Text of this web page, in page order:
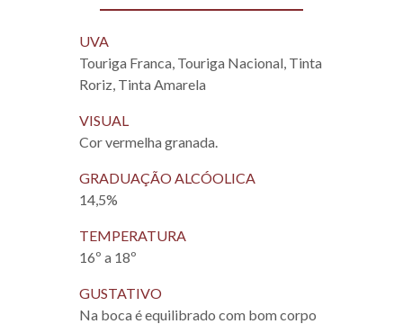
UVA
Touriga Franca, Touriga Nacional, Tinta
Roriz, Tinta Amarela
VISUAL
Cor vermelha granada.
GRADUAÇÃO ALCÓOLICA
14,5%
TEMPERATURA
16º a 18º
GUSTATIVO
Na boca é equilibrado com bom corpo